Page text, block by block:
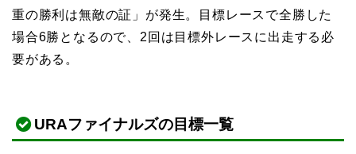
重の勝利は無敵の証」が発生。目標レースで全勝した
場合6勝となるので、2回は目標外レースに出走する必
要がある。
URAファイナルズの目標一覧